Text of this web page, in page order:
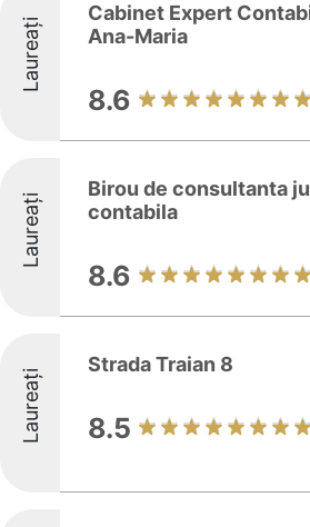
Laureați
Cabinet Expert
Ana-Maria
8.6
Laureați
Birou de consultanta
contabila
8.6
Laureați
Strada Traian 8
8.5